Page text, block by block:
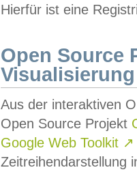
Hierfür ist eine
Open Source
Visualisierung
Aus der interaktiven
Open Source Projekt
Google Web Toolkit ↗
Zeitreihendarstellung